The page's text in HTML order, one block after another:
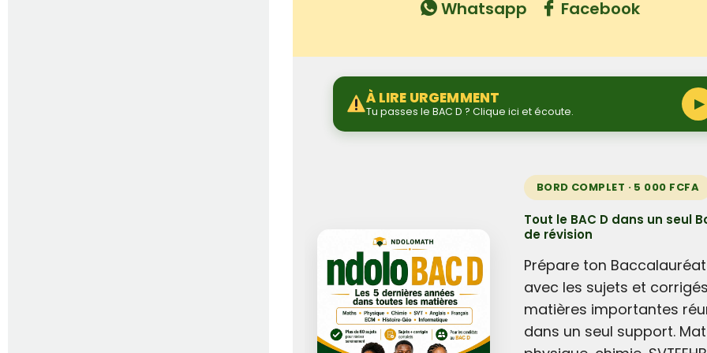
Whatsapp Facebook
À LIRE URGEMMENT
Tu passes le BAC D ? Clique ici et écoute. ▶
BORD COMPLET · 5 000 FCFA
Tout le BAC D dans un seul
de révision
Prépare ton
avec les sujets et
matières importantes
dans un seul support.